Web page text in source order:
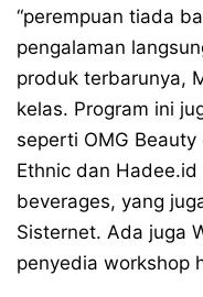
“perempuan tiada
pengalaman
produk terbarunya,
kelas. Program ini
seperti OMG
Ethnic dan
beverages, yang
Sisternet. Ada juga
penyedia workshop